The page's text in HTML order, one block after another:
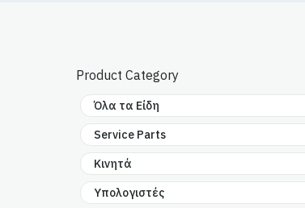
Product Category
Όλα τα Είδη
Service Parts
Κινητά
Υπολογιστές